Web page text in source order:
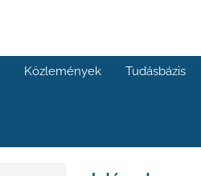
Közlemények Tudásbázis